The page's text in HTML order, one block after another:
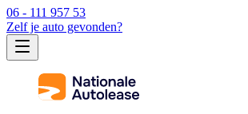
06 - 111 957 53
Zelf je auto gevonden?